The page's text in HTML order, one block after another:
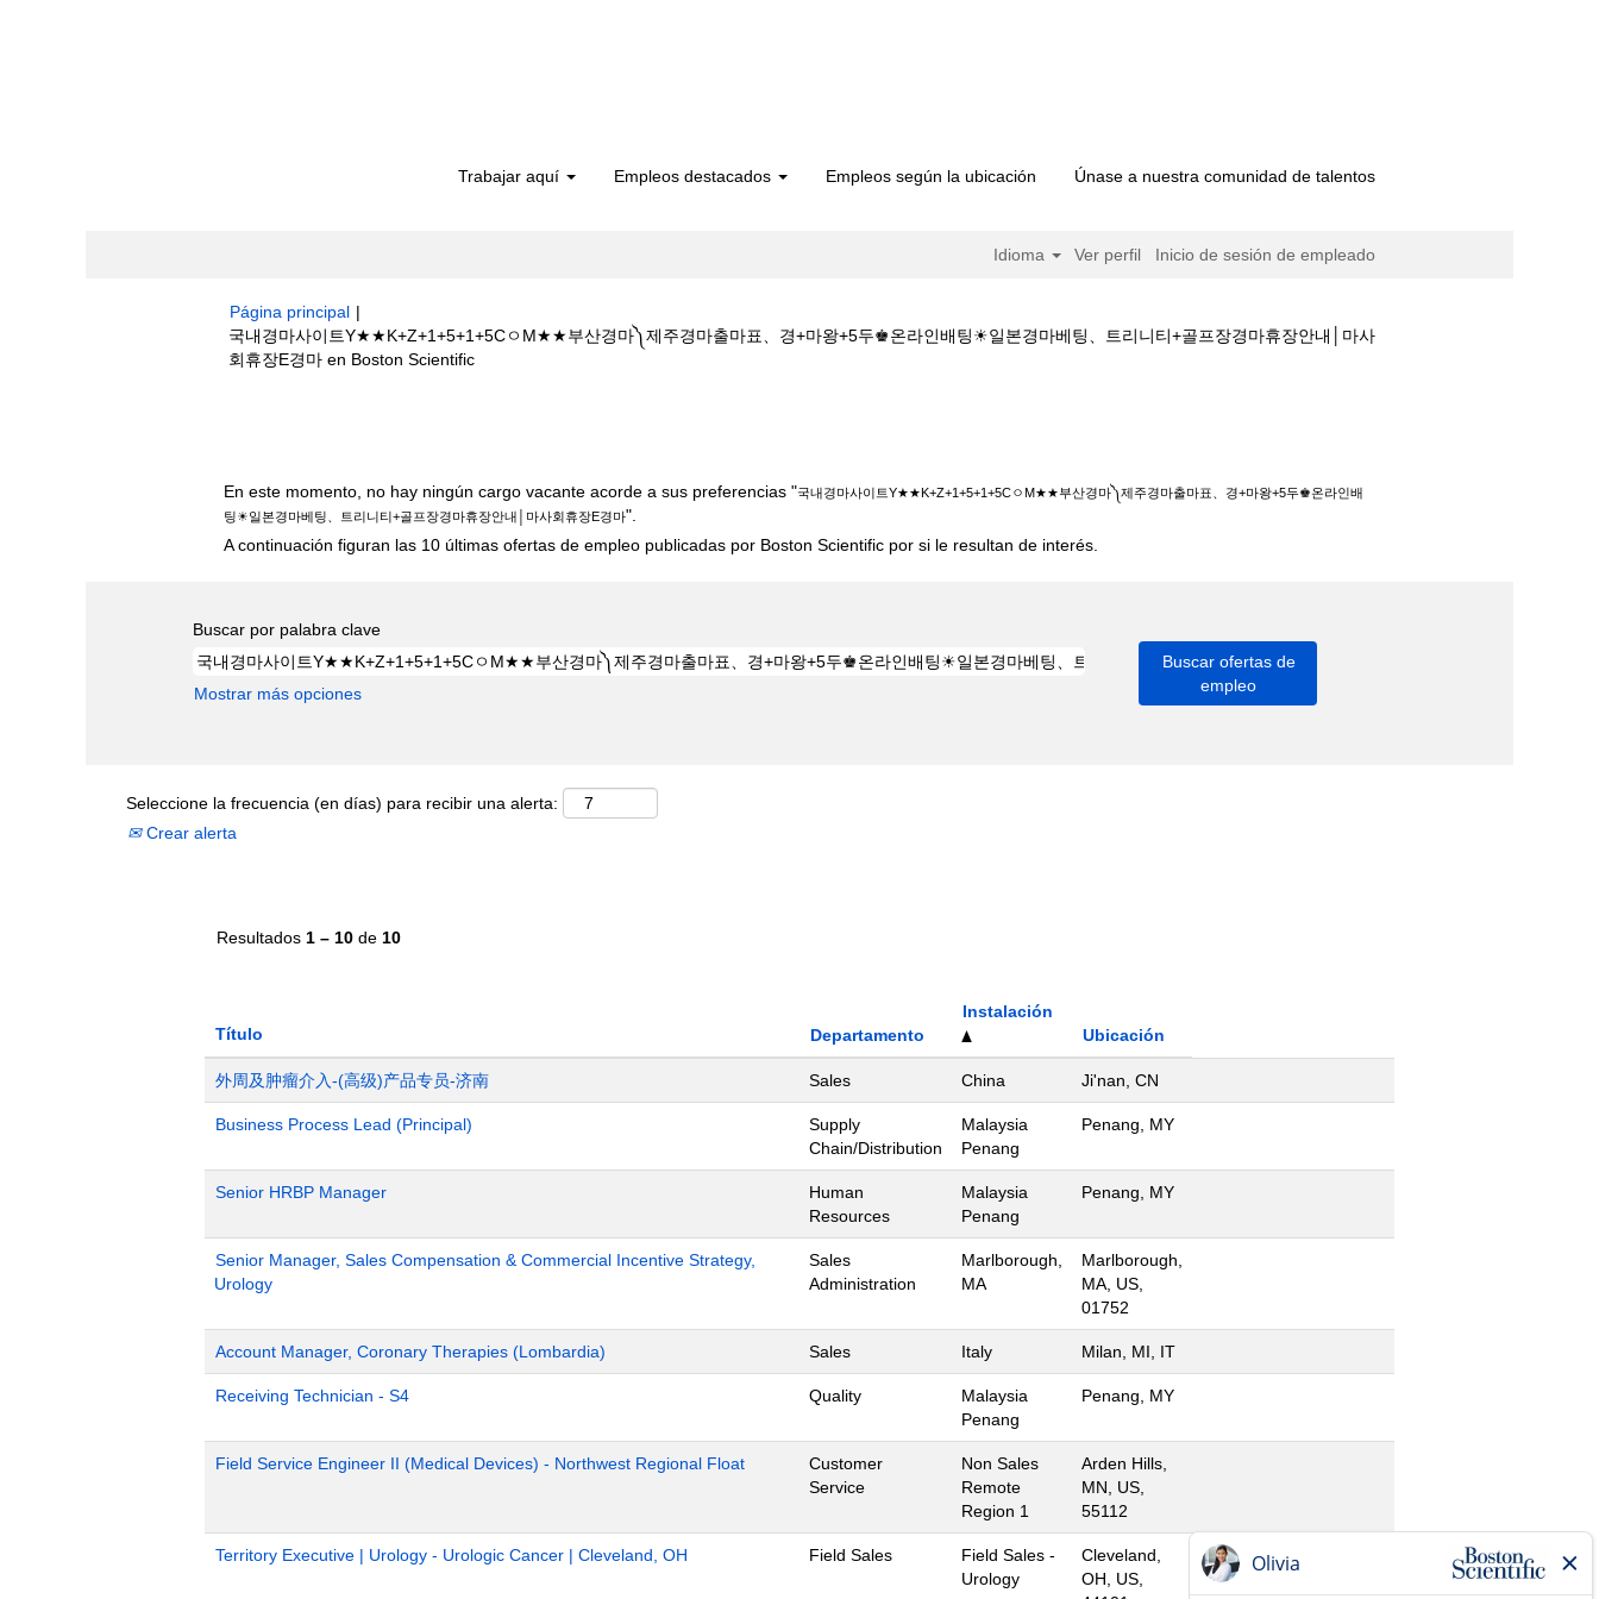
Trabajar aquí Empleos destacados Empleos según la ubicación Únase a nuestra comunidad de talentos
Idioma Ver perfil Inicio de sesión de empleado
Página principal |
국내경마사이트Y★★K+Z+1+5+1+5CㅇM★★부산경마༽제주경마출마표、경+마왕+5두♚온라인배팅☀일본경마베팅、트리니티+골프장경마휴장안내│마사
회휴장E경마 en Boston Scientific(página
En este momento, no hay ningún cargo vacante acorde a sus preferencias "국내경마사이트Y★★K+Z+1+5+1+5CㅇM★★부산경마༽제주경마출마표、경+마왕+5두♚온라인배
팅☀일본경마베팅、트리니티+골프장경마휴장안내│마사회휴장E경마".
A continuación figuran las 10 últimas ofertas de empleo publicadas por Boston Scientific por si le resultan de interés.
Buscar por palabra clave
Mostrar más opciones
Seleccione la frecuencia (en días) para recibir una alerta:
Crear alerta
Resultados 1 – 10 de 10
Título Departamento
Instalación
Ubicación
外周及肿瘤介入-(高级)产品专员-济南 Sales China Ji'nan, CN
Business Process Lead (Principal)
Supply
Chain/Distribution
Malaysia
Penang
Penang, MY
Senior HRBP Manager
Human
Resources
Malaysia
Penang
Penang, MY
Senior Manager, Sales Compensation & Commercial Incentive Strategy,
Urology
Sales
Administration
Marlborough,
MA
Marlborough,
MA, US,
01752
Account Manager, Coronary Therapies (Lombardia) Sales Italy Milan, MI, IT
Receiving Technician - S4 Quality
Malaysia
Penang
Penang, MY
Field Service Engineer II (Medical Devices) - Northwest Regional Float
Customer
Service
Non Sales
Remote
Region 1
Arden Hills,
MN, US,
55112
Territory Executive | Urology - Urologic Cancer | Cleveland, OH Field Sales
Field Sales -
Urology
Cleveland,
OH, US,